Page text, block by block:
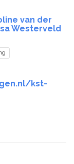
van der
Westerveld
kst-